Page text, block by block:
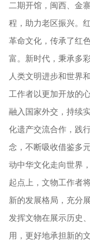
二期开馆，闽西、金
程，助力老区振兴。
革命文化，传承了红
富。新时代，秉承多
人类文明进步和世界
工作者以更加开放的
融入国家外交，持续
化遗产交流合作，践
念，不断吸收借鉴多
动中华文化走向世界
起点上，文物工作者
新的发展格局，充分
发挥文物在展示历史
用，更好地承担新的